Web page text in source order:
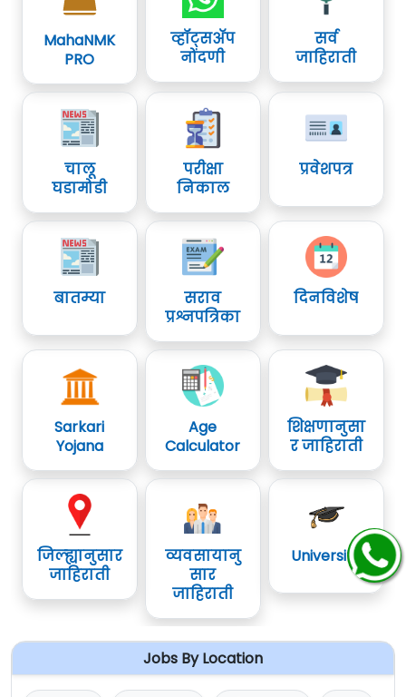
MahaNMK
PRO
व्हॉट्सॲप
नोंदणी
सर्व
जाहिराती
चालू
घडामोडी
परीक्षा
निकाल
प्रवेशपत्र
बातम्या
सराव
प्रश्नपत्रिका
दिनविशेष
Sarkari
Yojana
Age
Calculator
शिक्षणानुसा
र जाहिराती
जिल्ह्यानुसार
जाहिराती
व्यवसायानु
सार
जाहिराती
University
Jobs By Location